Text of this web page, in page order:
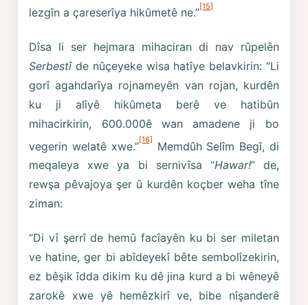
lezgîn a çareserîya hikûmetê ne.”[15]
Dîsa li ser hejmara mihaciran di nav rûpelên
Serbestîde nûçeyeke wisa hatîye belavkirin: “Li
gorî agahdarîya rojnameyên van rojan, kurdên
ku ji alîyê hikûmeta berê ve hatibûn
mihacirkirin, 600.000ê wan amadene ji bo
vegerin welatê xwe.”[16]
Memdûh Selîm Begî, di
meqaleya xwe ya bi sernivîsa “Hawar!” de,
rewşa pêvajoya şer û kurdên koçber weha tîne
ziman:
“Di vî şerrî de hemû facîayên ku bi ser miletan
ve hatine, ger bi abîdeyekî bête sembolîzekirin,
ez bêşik îdda dikim ku dê jina kurd a bi wêneyê
zarokê xwe yê hemêzkirî ve, bibe nîşanderê